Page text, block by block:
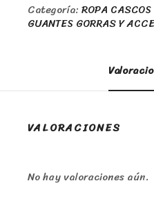
Categoría:ROPA
GUANTES GORRAS Y
VALORACIONES
No hay valoraciones aún.